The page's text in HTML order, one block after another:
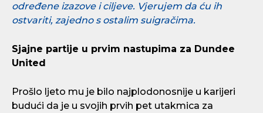
određene izazove i ciljeve. Vjerujem da ću ih
ostvariti, zajedno s ostalim suigračima.
Sjajne partije u prvim nastupima za Dundee
United
Prošlo ljeto mu je bilo najplodonosnije u karijeri
budući da je u svojih prvih pet utakmica za